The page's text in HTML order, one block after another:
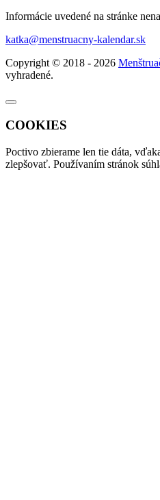
Informácie uvedené na stránke
katka@menstruacny-kalendar.sk
Copyright © 2018 - 2026
vyhradené.
COOKIES
Poctivo zbierame len tie dáta,
zlepšovať. Používaním stránok